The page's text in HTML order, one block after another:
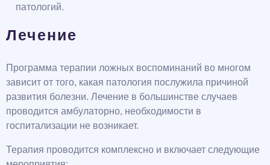
патологий.
Лечение
Программа терапии ложных воспоминаний во многом
зависит от того, какая патология послужила причиной
развития болезни. Лечение в большинстве случаев
проводится амбулаторно, необходимости в
госпитализации не возникает.
Терапия проводится комплексно и включает следующие